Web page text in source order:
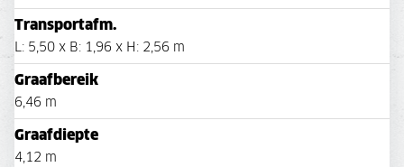
Transportafm.
L: 5,50 x B: 1,96 x H: 2,56 m
Graafbereik
6,46 m
Graafdiepte
4,12 m